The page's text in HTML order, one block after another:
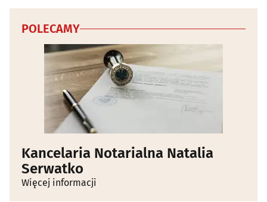
POLECAMY
Kancelaria Notarialna Natalia
Serwatko
Więcej informacji